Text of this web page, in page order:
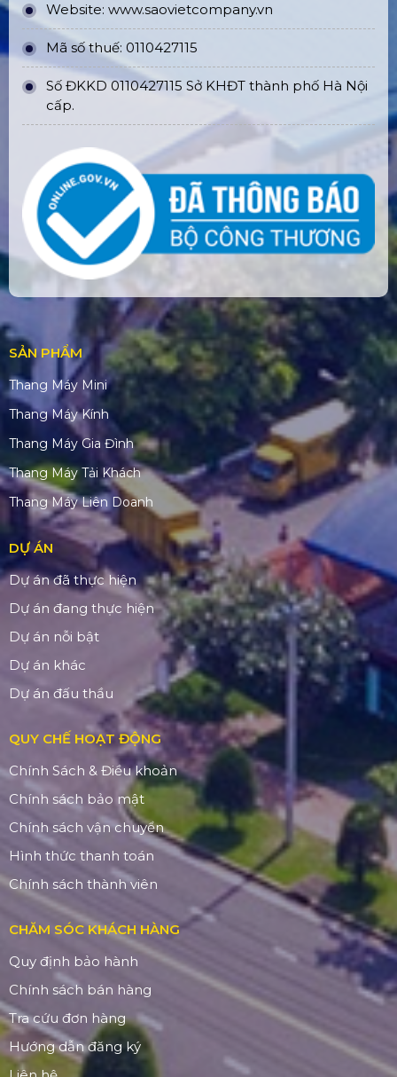
Website: www.saovietcompany.vn
Mã số thuế: 0110427115
Số ĐKKD 0110427115 Sở KHĐT thành phố Hà Nội
cấp.
SẢN PHẨM
Thang Máy Mini
Thang Máy Kính
Thang Máy Gia Đình
Thang Máy Tải Khách
Thang Máy Liên Doanh
DỰ ÁN
Dự án đã thực hiện
Dự án đang thực hiện
Dự án nỗi bật
Dự án khác
Dự án đấu thầu
QUY CHẾ HOẠT ĐỘNG
Chính Sách & Điều khoản
Chính sách bảo mật
Chính sách vận chuyển
Hình thức thanh toán
Chính sách thành viên
CHĂM SÓC KHÁCH HÀNG
Quy định bảo hành
Chính sách bán hàng
Tra cứu đơn hàng
Hướng dẫn đăng ký